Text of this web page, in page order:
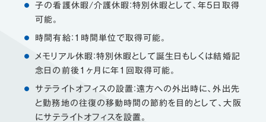
子の看護休暇/介護休暇：特別休暇として、年5日取得
可能。
時間有給：1時間単位で取得可能。
メモリアル休暇：特別休暇として誕生日もしくは結婚記
念日の前後1ヶ月に年1回取得可能。
サテライトオフィスの設置：遠方への外出時に、外出先
と勤務地の往復の移動時間の節約を目的として、大阪
にサテライトオフィスを設置。